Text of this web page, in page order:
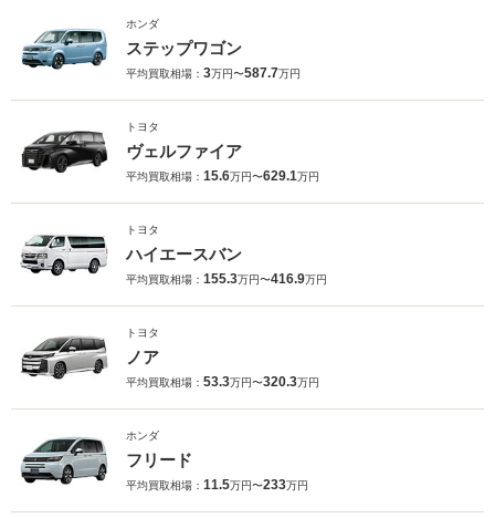
ホンダ
ステップワゴン
平均買取相場： 3万円〜587.7万円
トヨタ
ヴェルファイア
平均買取相場： 15.6万円〜629.1万円
トヨタ
ハイエースバン
平均買取相場： 155.3万円〜416.9万円
トヨタ
ノア
平均買取相場： 53.3万円〜320.3万円
ホンダ
フリード
平均買取相場： 11.5万円〜233万円